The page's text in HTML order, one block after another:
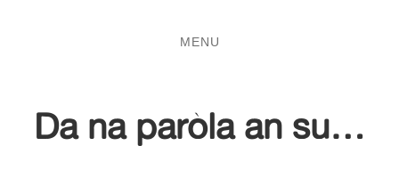
MENU
Da na paròla an su…